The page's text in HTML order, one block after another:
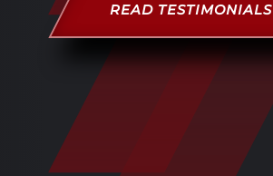
READ TESTIMONIALS